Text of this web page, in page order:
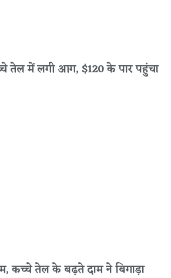
तेल में लगी आग, $120 के पार पहुंचा
कच्चे तेल के बढ़ते दाम ने बिगाड़ा